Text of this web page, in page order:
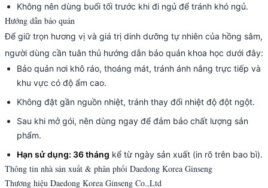
Không nên dùng buổi tối trước khi đi ngủ để tránh khó ngủ.
Hướng dẫn bảo quản
Để giữ trọn hương vị và giá trị dinh dưỡng tự nhiên của hồng sâm,
người dùng cần tuân thủ hướng dẫn bảo quản khoa học dưới đây:
Bảo quản nơi khô ráo, thoáng mát, tránh ánh nắng trực tiếp và
khu vực có độ ẩm cao.
Không đặt gần nguồn nhiệt, tránh thay đổi nhiệt độ đột ngột.
Sau khi mở gói, nên dùng ngay để đảm bảo chất lượng sản
phẩm.
Hạn sử dụng: 36 tháng kể từ ngày sản xuất (in rõ trên bao bì).
Thông tin nhà sản xuất & phân phối Daedong Korea Ginseng
Thương hiệu Daedong Korea Ginseng Co.,Ltd